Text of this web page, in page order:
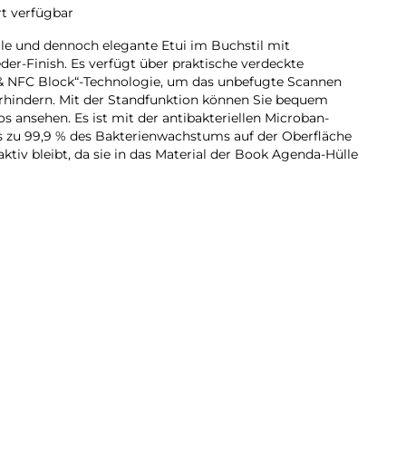
verfügbar
und dennoch elegante Etui im Buchstil mit
Finish. Es verfügt über praktische verdeckte
Block“-Technologie, um das unbefugte Scannen
Mit der Standfunktion können Sie bequem
ansehen. Es ist mit der antibakteriellen Microban-
99,9 % des Bakterienwachstums auf der Oberfläche
bleibt, da sie in das Material der Book Agenda-Hülle